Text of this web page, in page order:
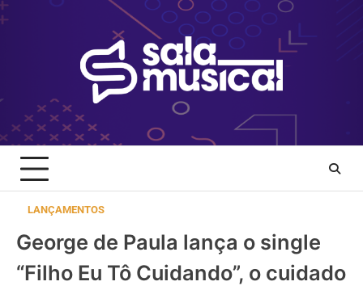
Skip
to
LANÇAMENTOS
George de Paula lança o single
“Filho Eu Tô Cuidando”, o cuidado